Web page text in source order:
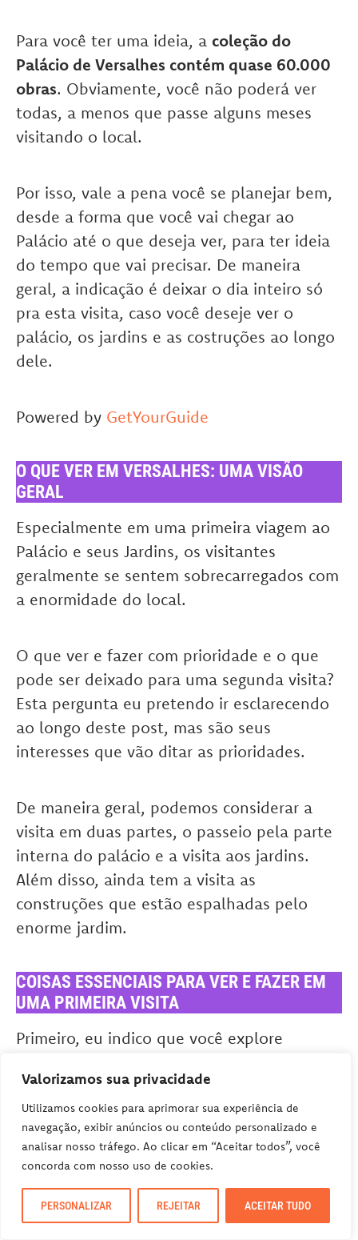
Valorizamos sua privacidade
Utilizamos cookies para aprimorar sua experiência de
navegação, exibir anúncios ou conteúdo personalizado e
analisar nosso tráfego. Ao clicar em “Aceitar todos”, você
concorda com nosso uso de cookies.
PERSONALIZAR REJEITAR ACEITAR TUDO
Para você ter uma ideia, a coleção do
Palácio de Versalhes contém quase 60.000
obras. Obviamente, você não poderá ver
todas, a menos que passe alguns meses
visitando o local.
Por isso, vale a pena você se planejar bem,
desde a forma que você vai chegar ao
Palácio até o que deseja ver, para ter ideia
do tempo que vai precisar. De maneira
geral, a indicação é deixar o dia inteiro só
pra esta visita, caso você deseje ver o
palácio, os jardins e as costruções ao longo
dele.
Powered by GetYourGuide
O QUE VER EM VERSALHES: UMA VISÃO
GERAL
Especialmente em uma primeira viagem ao
Palácio e seus Jardins, os visitantes
geralmente se sentem sobrecarregados com
a enormidade do local.
O que ver e fazer com prioridade e o que
pode ser deixado para uma segunda visita?
Esta pergunta eu pretendo ir esclarecendo
ao longo deste post, mas são seus
interesses que vão ditar as prioridades.
De maneira geral, podemos considerar a
visita em duas partes, o passeio pela parte
interna do palácio e a visita aos jardins.
Além disso, ainda tem a visita as
construções que estão espalhadas pelo
enorme jardim.
COISAS ESSENCIAIS PARA VER E FAZER EM
UMA PRIMEIRA VISITA
Primeiro, eu indico que você explore
comprar seu ingresso e pegar um guia de
áudio gratuito na entrada principal, comece
a conhecer o lindo palácio.
Para esta visita, reserve entre duas a três
horas se você quer explorar completamente